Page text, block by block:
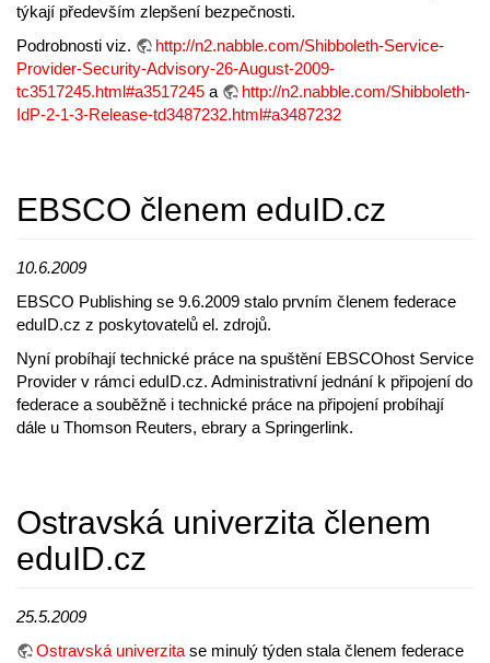
týkají především zlepšení bezpečnosti.
Podrobnosti viz.
http://n2.nabble.com/Shibboleth-Service-
Provider-Security-Advisory-26-August-2009-
tc3517245.html#a3517245 a
http://n2.nabble.com/Shibboleth-
IdP-2-1-3-Release-td3487232.html#a3487232
EBSCO členem eduID.cz
10.6.2009
EBSCO Publishing se 9.6.2009 stalo prvním členem federace
eduID.cz z poskytovatelů el. zdrojů.
Nyní probíhají technické práce na spuštění EBSCOhost Service
Provider v rámci eduID.cz. Administrativní jednání k připojení do
federace a souběžně i technické práce na připojení probíhají
dále u Thomson Reuters, ebrary a Springerlink.
Ostravská univerzita členem
eduID.cz
25.5.2009
Ostravská univerzita se minulý týden stala členem federace